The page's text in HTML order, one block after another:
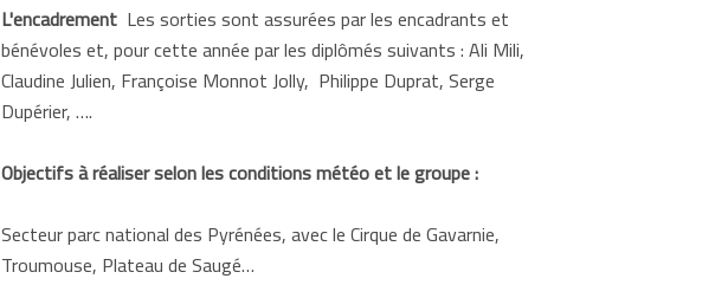
L'encadrement Les sorties sont assurées par les encadrants et
bénévoles et, pour cette année par les diplômés suivants : Ali Mili,
Claudine Julien, Françoise Monnot Jolly, Philippe Duprat, Serge
Dupérier, ….
Objectifs à réaliser selon les conditions météo et le groupe :
Secteur parc national des Pyrénées, avec le Cirque de Gavarnie,
Troumouse, Plateau de Saugé…